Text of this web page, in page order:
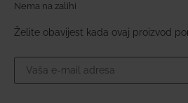
Nema na zalihi
Želite obavijest kada ovaj proizvod